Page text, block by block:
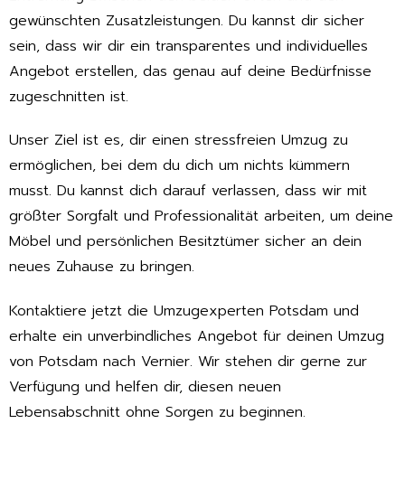
gewünschten Zusatzleistungen. Du kannst dir sicher
sein, dass wir dir ein transparentes und individuelles
Angebot erstellen, das genau auf deine Bedürfnisse
zugeschnitten ist.
Unser Ziel ist es, dir einen stressfreien Umzug zu
ermöglichen, bei dem du dich um nichts kümmern
musst. Du kannst dich darauf verlassen, dass wir mit
größter Sorgfalt und Professionalität arbeiten, um deine
Möbel und persönlichen Besitztümer sicher an dein
neues Zuhause zu bringen.
Kontaktiere jetzt die Umzugexperten Potsdam und
erhalte ein unverbindliches Angebot für deinen Umzug
von Potsdam nach Vernier. Wir stehen dir gerne zur
Verfügung und helfen dir, diesen neuen
Lebensabschnitt ohne Sorgen zu beginnen.